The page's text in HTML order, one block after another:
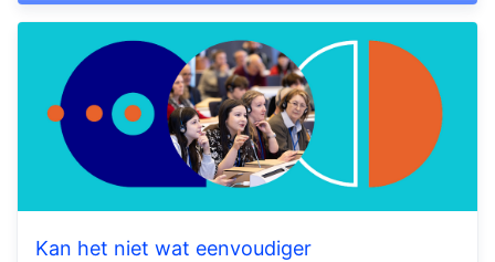
Kan het niet wat eenvoudiger